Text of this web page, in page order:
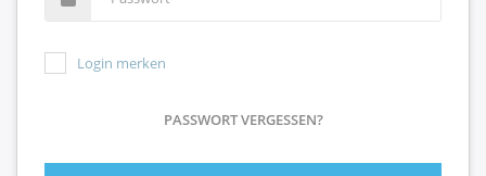
Login merken
PASSWORT VERGESSEN?